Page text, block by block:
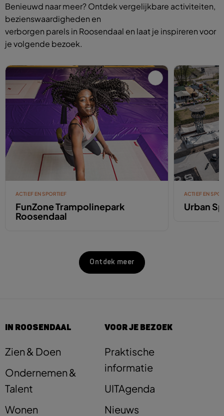
Benieuwd naar meer? Ontdek vergelijkbare activiteiten,
bezienswaardigheden en
verborgen parels in Roosendaal en laat je inspireren voor
je volgende bezoek.
ACTIEF EN SPORTIEF
FunZone Trampolinepark
Roosendaal
ACTIEF EN
Urban
Ontdek meer
IN ROOSENDAAL
Zien & Doen
Ondernemen &
Talent
Wonen
VOOR JE BEZOEK
Praktische
informatie
UITAgenda
Nieuws